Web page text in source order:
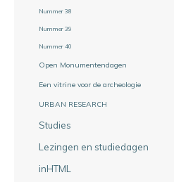
Nummer 38
Nummer 39
Nummer 40
Open Monumentendagen
Een vitrine voor de archeologie
URBAN RESEARCH
Studies
Lezingen en studiedagen
inHTML